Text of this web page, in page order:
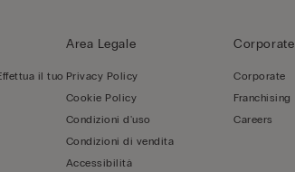
il tuo
Area Legale
Privacy Policy
Cookie Policy
Condizioni d'uso
Condizioni di vendita
Accessibilità
Corporate
Corporate
Franchising
Careers